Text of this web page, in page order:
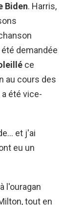
Biden. Harris,
demandée
ce
au cours des
été vice-
et j'ai
eu un
l'ouragan
tout en